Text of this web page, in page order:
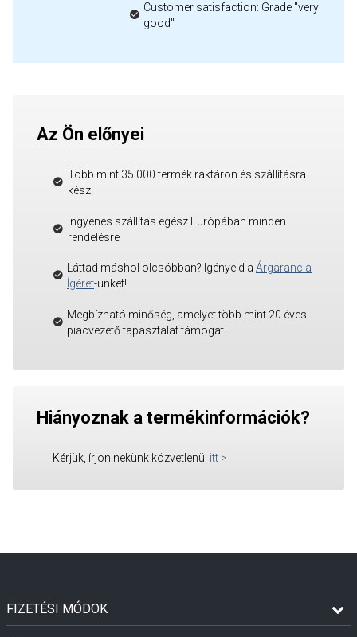
Customer satisfaction: Grade "very
good"
Az Ön előnyei
Több mint 35 000 termék raktáron és szállításra
kész.
Ingyenes szállítás egész Európában minden
rendelésre
Láttad máshol olcsóbban? Igényeld a Árgarancia
Ígéret-ünket!
Megbízható minőség, amelyet több mint 20 éves
piacvezető tapasztalat támogat.
Hiányoznak a termékinformációk?
Kérjük, írjon nekünk közvetlenül itt >
FIZETÉSI MÓDOK